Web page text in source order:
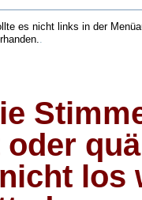
es nicht links in der
los